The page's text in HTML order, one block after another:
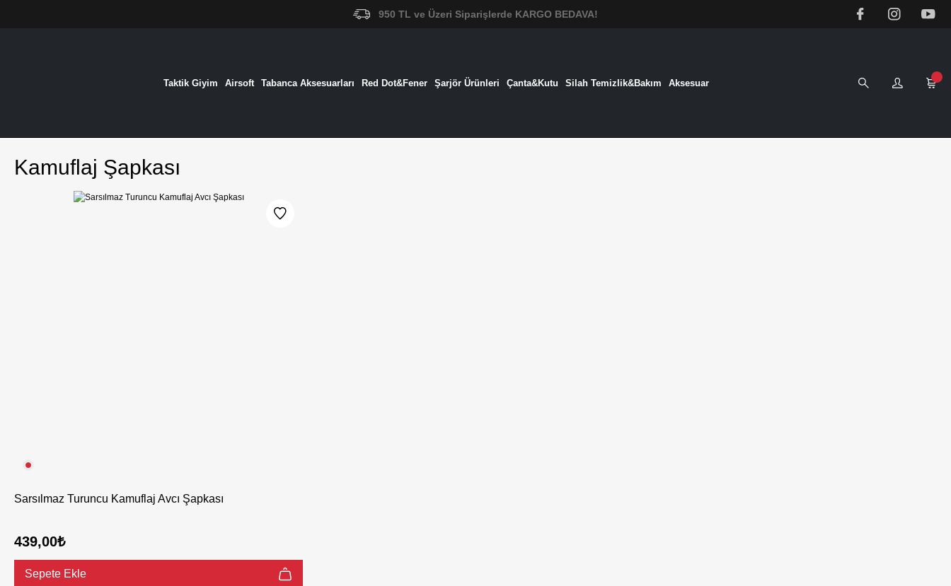
950 TL ve Üzeri Siparişlerde KARGO BEDAVA!
Taktik Giyim Airsoft Tabanca Aksesuarları Red Dot&Fener Şarjör Ürünleri Çanta&Kutu Silah Temizlik&Bakım Aksesuar
Kamuflaj Şapkası
Sarsılmaz Turuncu Kamuflaj Avcı Şapkası
439,00₺
Sepete Ekle